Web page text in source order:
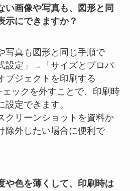
い画像や写真も、図形と同
示にできますか？
写真も図形と同じ手順で
設定」→「サイズとプロパ
ブジェクトを印刷する
ェックを外すことで、印刷時
設定できます。
クリーンショットを資料か
除外したい場合に便利で
や色を薄くして、印刷時は